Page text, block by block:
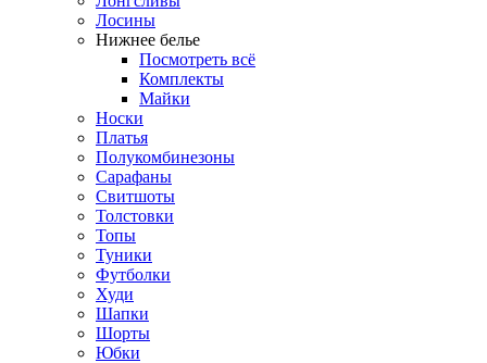
Лосины
Нижнее белье
Посмотреть всё
Комплекты
Майки
Носки
Платья
Полукомбинезоны
Сарафаны
Свитшоты
Толстовки
Топы
Туники
Футболки
Худи
Шапки
Шорты
Юбки